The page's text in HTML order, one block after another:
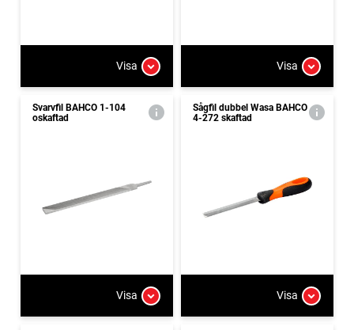
Visa Visa
Svarvfil BAHCO 1-104
oskaftad
Visa
Sågfil dubbel Wasa BAHCO
4-272 skaftad
Visa